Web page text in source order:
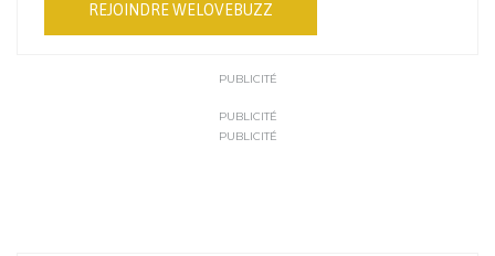
REJOINDRE WELOVEBUZZ
PUBLICITÉ
PUBLICITÉ
PUBLICITÉ